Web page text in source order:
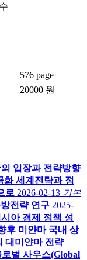
576 page
20000 원
입장과 전략방향
화 세계전략과 정
로 2026-02-13 기본
전략 연구 2025-
아 경제 정책 성
후 미얀마 국내 상
대미얀마 전략
벌 사우스(Global